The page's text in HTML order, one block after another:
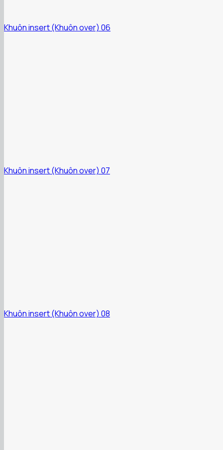
Khuôn insert (Khuôn over) 06
Khuôn insert (Khuôn over) 07
Khuôn insert (Khuôn over) 08